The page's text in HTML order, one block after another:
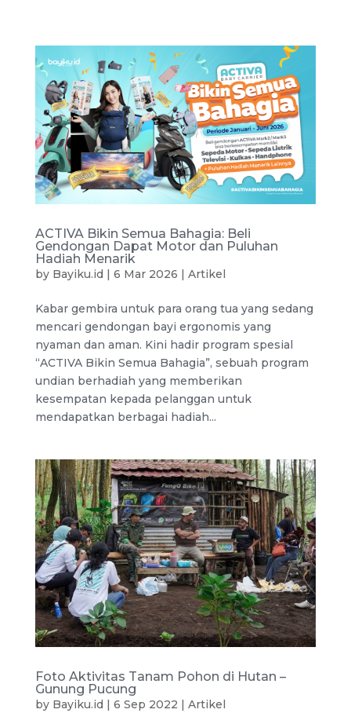
ACTIVA Bikin Semua Bahagia: Beli
Gendongan Dapat Motor dan Puluhan
Hadiah Menarik
by Bayiku.id | 6 Mar 2026 | Artikel
Kabar gembira untuk para orang tua yang sedang
mencari gendongan bayi ergonomis yang
nyaman dan aman. Kini hadir program spesial
“ACTIVA Bikin Semua Bahagia”, sebuah program
undian berhadiah yang memberikan
kesempatan kepada pelanggan untuk
mendapatkan berbagai hadiah...
Foto Aktivitas Tanam Pohon di Hutan –
Gunung Pucung
by Bayiku.id | 6 Sep 2022 | Artikel